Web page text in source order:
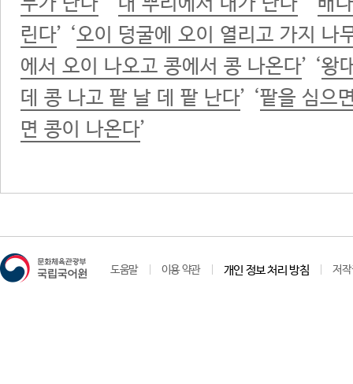
린다’ ‘오이 덩굴에 오이 열리고 가지 나
에서 오이 나오고 콩에서 콩 나온다’ ‘왕
데 콩 나고 팥 날 데 팥 난다’ ‘팥을 심으
면 콩이 나온다’
도움말 이용 약관 개인 정보 처리 방침 저